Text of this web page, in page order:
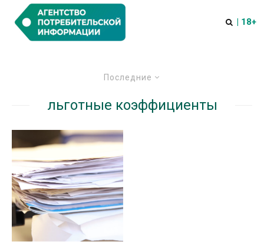
| 18+
Последние
льготные коэффициенты